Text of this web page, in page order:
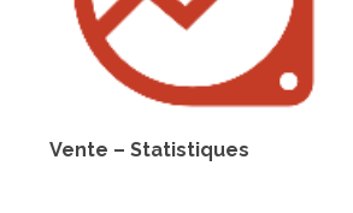
Vente – Statistiques